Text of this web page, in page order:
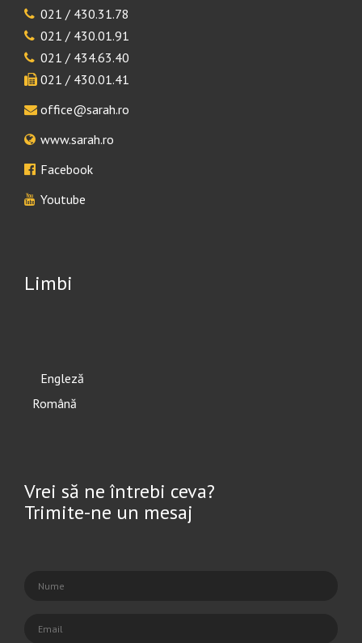
021 / 430.31.78
021 / 430.01.91
021 / 434.63.40
021 / 430.01.41
office@sarah.ro
www.sarah.ro
Facebook
Youtube
Limbi
English
Română
Vrei să ne întrebi ceva?
Trimite-ne un mesaj